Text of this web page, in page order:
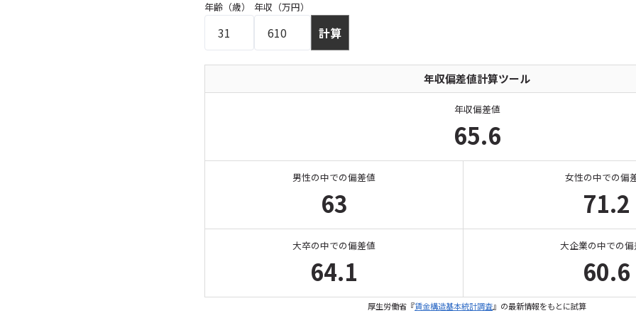
年齢（歳） 年収（万円）
年収偏差値計算ツール
年収偏差値
65.6
男性の中での偏差値
63
女性の中での偏
71.2
大卒の中での偏差値
64.1
大企業の中での偏
60.6
厚生労働省『賃金構造基本統計調査』の最新情報をもとに試算